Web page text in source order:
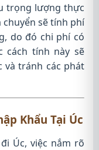
trọng lượng thực
chuyển sẽ tính phí
do đó chi phí có
cách tính này sẽ
và tránh các phát
Khẩu Tại Úc
Úc, việc nắm rõ